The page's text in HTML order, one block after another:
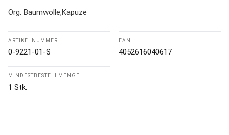
Org. Baumwolle,Kapuze
ARTIKELNUMMER
0-9221-01-S
EAN
4052616040617
MINDESTBESTELLMENGE
1 Stk.